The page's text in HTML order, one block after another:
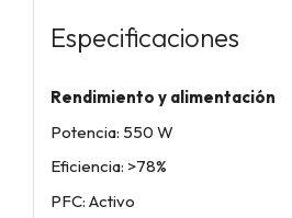
Especificaciones
Rendimiento y alimentación
Potencia: 550 W
Eficiencia: >78%
PFC: Activo